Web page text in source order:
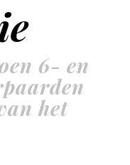
6- en
het